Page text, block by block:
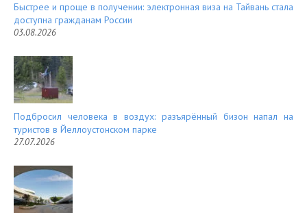
Быстрее и проще в получении: электронная виза на Тайвань стала
доступна гражданам России
03.08.2026
Подбросил человека в воздух: разъярённый бизон напал на
туристов в Йеллоустонском парке
27.07.2026